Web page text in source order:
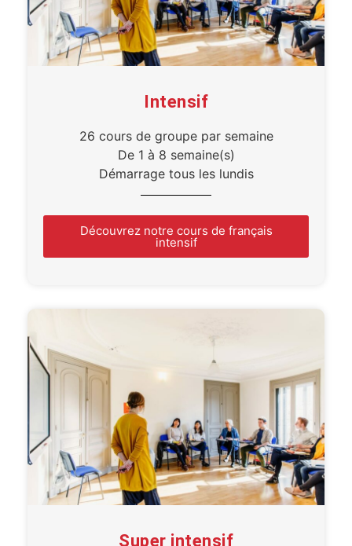
Intensif
26 cours de groupe par semaine
De 1 à 8 semaine(s)
Démarrage tous les lundis
Découvrez notre cours de français
intensif
Super intensif